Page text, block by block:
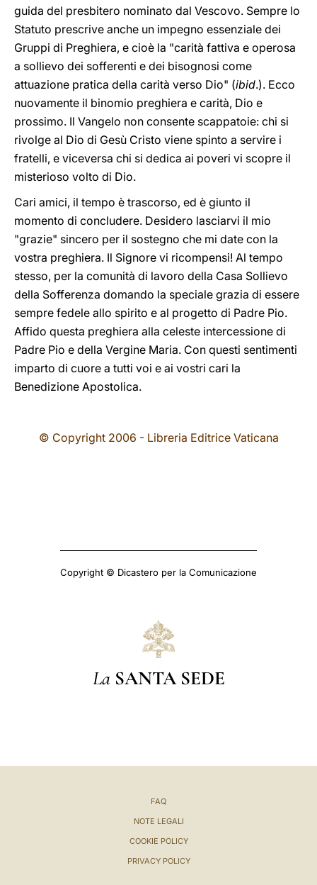
guida del presbitero nominato dal Vescovo. Sempre lo
Statuto prescrive anche un impegno essenziale dei
Gruppi di Preghiera, e cioè la "carità fattiva e operosa
a sollievo dei sofferenti e dei bisognosi come
attuazione pratica della carità verso Dio" (ibid.). Ecco
nuovamente il binomio preghiera e carità, Dio e
prossimo. Il Vangelo non consente scappatoie: chi si
rivolge al Dio di Gesù Cristo viene spinto a servire i
fratelli, e viceversa chi si dedica ai poveri vi scopre il
misterioso volto di Dio.
Cari amici, il tempo è trascorso, ed è giunto il
momento di concludere. Desidero lasciarvi il mio
"grazie" sincero per il sostegno che mi date con la
vostra preghiera. Il Signore vi ricompensi! Al tempo
stesso, per la comunità di lavoro della Casa Sollievo
della Sofferenza domando la speciale grazia di essere
sempre fedele allo spirito e al progetto di Padre Pio.
Affido questa preghiera alla celeste intercessione di
Padre Pio e della Vergine Maria. Con questi sentimenti
imparto di cuore a tutti voi e ai vostri cari la
Benedizione Apostolica.
© Copyright 2006 - Libreria Editrice Vaticana
Copyright © Dicastero per la Comunicazione
La SANTA SEDE
FAQ
NOTE LEGALI
COOKIE POLICY
PRIVACY POLICY